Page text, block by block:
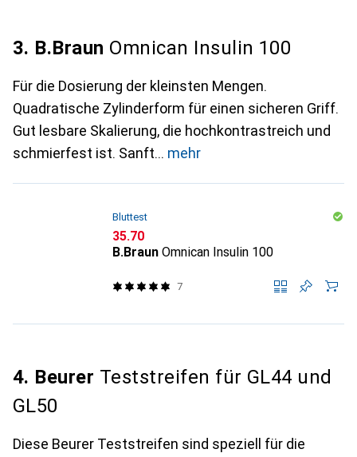
3. B.Braun Omnican Insulin 100
Für die Dosierung der kleinsten Mengen.
Quadratische Zylinderform für einen sicheren Griff.
Gut lesbare Skalierung, die hochkontrastreich und
schmierfest ist. Sanft
mehr
Bluttest
CHF
35.70
B.Braun Omnican Insulin 100
7
4. Beurer Teststreifen für GL44 und
GL50
Diese Beurer Teststreifen sind speziell für die